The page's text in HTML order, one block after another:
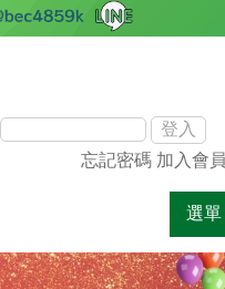
忘記密碼 加入會
選單